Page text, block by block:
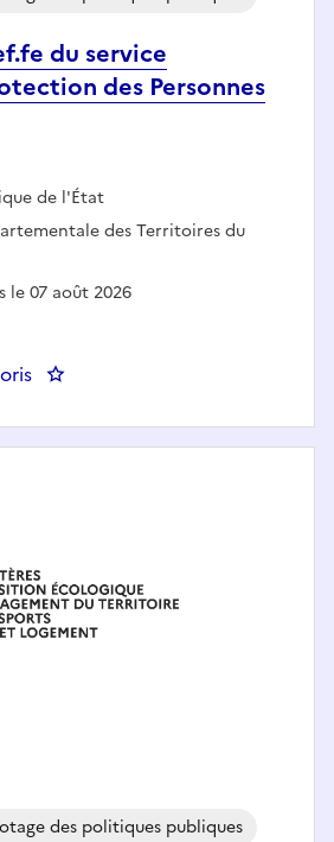
du service
des Personnes
:de l'État
des Territoires du
le 07 août 2026
: DDETS - Chef.fe du service
des politiques publiques